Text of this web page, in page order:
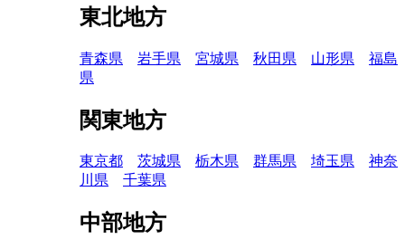
東北地方
青森県 岩手県 宮城県 秋田県 山形県
福島
県
関東地方
東京都 茨城県 栃木県 群馬県 埼玉県
神奈
川県
千葉県
中部地方